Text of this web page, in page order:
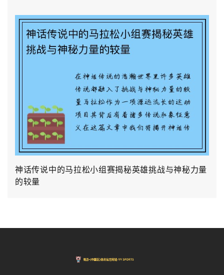
神话传说中的马拉松小组赛揭秘英雄挑战与神秘力量
的较量